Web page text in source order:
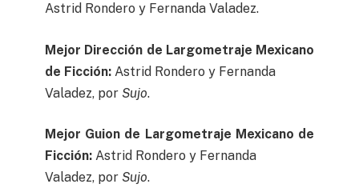
Astrid Rondero y Fernanda Valadez.
Mejor Dirección de Largometraje Mexicano
de Ficción: Astrid Rondero y Fernanda
Valadez, por Sujo.
Mejor Guion de Largometraje Mexicano de
Ficción: Astrid Rondero y Fernanda
Valadez, por Sujo.